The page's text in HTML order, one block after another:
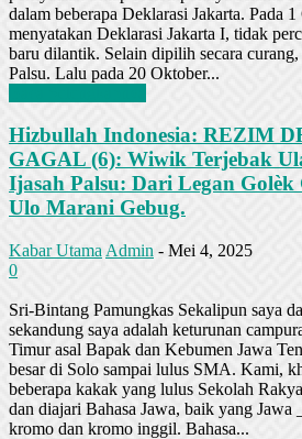
dalam beberapa Deklarasi Jakarta. Pada
menyatakan Deklarasi Jakarta I, tidak
baru dilantik. Selain dipilih secara
Palsu. Lalu pada 20 Oktober...
Hizbullah Indonesia: REZIM
GAGAL (6): Wiwik Terjebak
Ijasah Palsu: Dari Legan
Ulo Marani Gebug.
Kabar Utama Admin - Mei 4, 2025
0
Sri-Bintang Pamungkas Sekalipun saya
sekandung saya adalah keturunan
Timur asal Bapak dan Kebumen Jawa
besar di Solo sampai lulus SMA. Kami,
beberapa kakak yang lulus Sekolah
dan diajari Bahasa Jawa, baik yang Jawa
kromo dan kromo inggil. Bahasa...